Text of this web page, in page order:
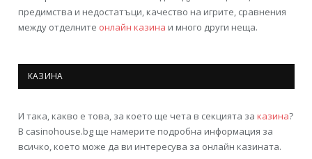
предимства и недостатъци, качество на игрите, сравнения
между отделните онлайн казина и много други неща.
КАЗИНА
И така, какво е това, за което ще чета в секцията за казина?
В casinohouse.bg ще намерите подробна информация за
всичко, което може да ви интересува за онлайн казината.